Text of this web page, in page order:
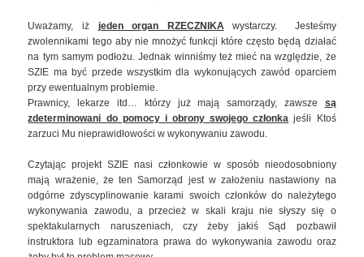
Uważamy, iż jeden organ RZECZNIKAwystarczy. Jesteśmy
zwolennikami tego aby nie mnożyć funkcji które często będą działać
na tym samym podłożu. Jednak winniśmy też mieć na względzie, że
SZIE ma być przede wszystkim dla wykonujących zawód oparciem
przy ewentualnym problemie.
Prawnicy, lekarze itd… którzy już mają samorządy, zawsze są
zdeterminowani do pomocy i obrony swojego członka jeśli Ktoś
zarzuci Mu nieprawidłowości w wykonywaniu zawodu.
Czytając projekt SZIE nasi członkowie w sposób nieodosobniony
mają wrażenie, że ten Samorząd jest w założeniu nastawiony na
odgórne zdyscyplinowanie karami swoich członków do należytego
wykonywania zawodu, a przecież w skali kraju nie słyszy się o
spektakularnych naruszeniach, czy żeby jakiś Sąd pozbawił
instruktora lub egzaminatora prawa do wykonywania zawodu oraz